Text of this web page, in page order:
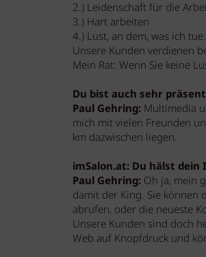
2.) Leidenschaft für die
3.) Hart arbeiten
4.) Lust, an dem, was ich tue.
Unsere Kunden verdienen
Mein Rat: Wenn Sie keine
Du bist auch sehr
Paul Gehring: Multimedia
mich mit vielen Freunden
km dazwischen liegen.
imSalon.at: Du hälst dein
Paul Gehring: Oh ja, mein
damit der King. Sie können
abrufen, oder die neueste
Unsere Kunden sind doch
Web auf Knopfdruck und